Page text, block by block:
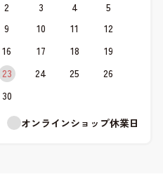
2 3 4
5
9 10 11
12
16 17 18
19
23 24 25
26
30
オンラインショップ休業日